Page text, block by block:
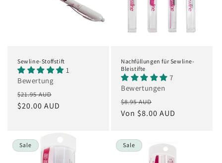
Sewline-Stoffstift
1
Bewertung
Normaler
Preis
$21.95 AUD
$20.00 AUD
Nachfüllungen für Sewline-
Bleistifte
7
Bewertungen
Normaler
Preis
$8.95 AUD
Von $8.00 AUD
Sale Sale